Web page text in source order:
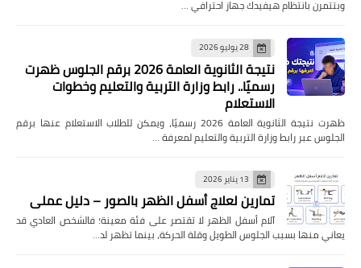
وبتتمرن بانتظام هيفيدك جهاز احترافي …
28 يوليو 2026
نتيجة الثانوية العامة 2026 برقم الجلوس ظهرت
رسميًا.. رابط وزارة التربية والتعليم وخطوات
الاستعلام
ظهرت نتيجة الثانوية العامة 2026 رسميًا، ويمكن للطلاب الاستعلام عنها برقم
الجلوس عبر رابط وزارة التربية والتعليم لمعرفة …
13 يناير 2026
تمارين لعلاج أسفل الظهر بالصور – دليل عملي
آلام أسفل الظهر لا تقتصر على فئة معينة؛ فالشخص العادي قد
يعاني منها بسبب الجلوس الطويل وقلة الحركة، بينما تظهر لد…